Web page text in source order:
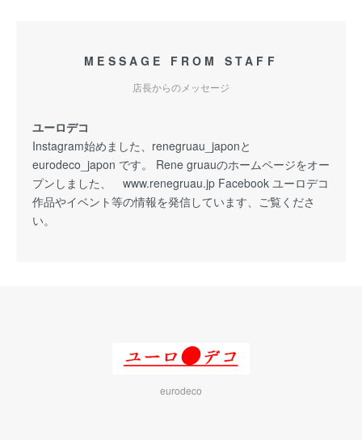
MESSAGE FROM STAFF
店長からのメッセージ
ユーロデコ
Instagram始めました、renegruau_japonと
eurodeco_japon です。 Rene gruauのホームページをオー
プンしました、 www.renegruau.jp Facebook ユーロデコ
作品やイベント等の情報を発信しています、ご覧くださ
い。
eurodeco